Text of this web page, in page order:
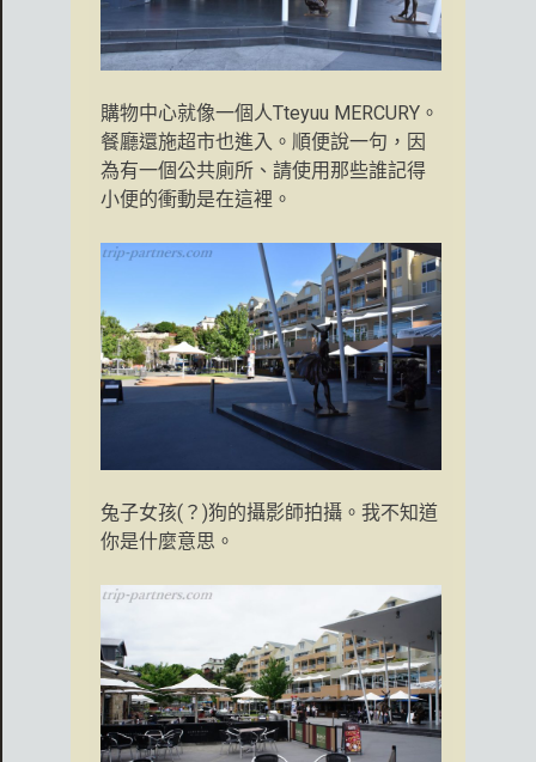
購物中心就像一個人Tteyuu MERCURY。
餐廳還施超市也進入。順便說一句，因
為有一個公共廁所、請使用那些誰記得
小便的衝動是在這裡。
兔子女孩(？)狗的攝影師拍攝。我不知道
你是什麼意思。